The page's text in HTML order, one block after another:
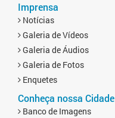
Imprensa
Notícias
Galeria de Vídeos
Galeria de Áudios
Galeria de Fotos
Enquetes
Conheça nossa Cidade
Banco de Imagens